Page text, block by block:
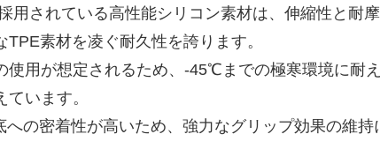
用されている高性能シリコン素材は、伸縮性と耐
素材を凌ぐ耐久性を誇ります。
使用が想定されるため、-45℃までの極寒環境に耐
います。
の密着性が高いため、強力なグリップ効果の維持